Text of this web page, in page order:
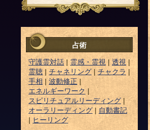
占術
守護霊対話 | 霊感・霊視 | 透視|
霊聴 | チャネリング| チャクラ |
手相 |波動修正 |
エネルギーワーク |
スピリチュアルリーディング |
オーラリーディング| 自動書記
| ヒーリング